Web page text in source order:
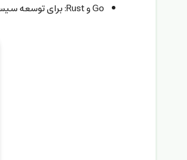
Go و Rust: برای توسعه سیستم‌های مقیاس‌پذیر و پروژه‌های سروری.